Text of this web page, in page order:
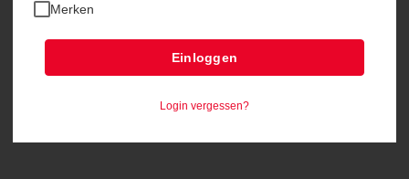
Merken
Einloggen
Login vergessen?